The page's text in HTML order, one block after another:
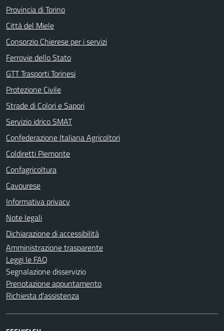
Provincia di Torino
Città del Miele
Consorzio Chierese per i servizi
Ferrovie dello Stato
GTT Trasporti Torinesi
Protezione Civile
Strade di Colori e Sapori
Servizio idrico SMAT
Confederazione Italiana Agricoltori
Coldiretti Piemonte
Confagricoltura
Cavourese
Informativa privacy
Note legali
Dichiarazione di accessibilità
Amministrazione trasparente
Leggi le FAQ
Segnalazione disservizio
Prenotazione appuntamento
Richiesta d'assistenza